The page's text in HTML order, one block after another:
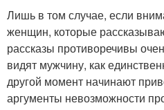
Лишь в том случае, если
женщин, которые
рассказы противоречивы
видят мужчину, как
другой момент начинают
аргументы невозможности